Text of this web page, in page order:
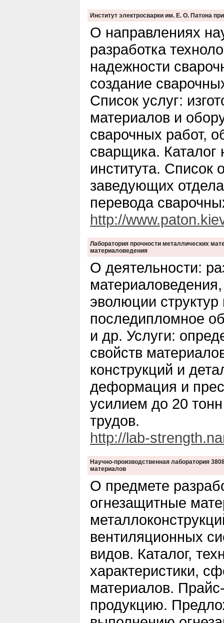
Институт электросварки им. Е. О. Патона
О направлениях
разработка
надежности
создание
Список услуг:
материалов и
сварочных работ,
сварщика. Каталог
института. Список
заведующих
перевода
http://
Лаборатория прочности металлических
материаловедения
О деятельности:
эволюции
последипломное
и др. Услуги:
свойств
конструкций и
деформация и
усилием до 20
трудов.
http://lab-
Научно-производственная лаборатория
материалов
О предмете
огнезащитные
вентиляционных
видов. Каталог,
характеристики,
материалов.
продукцию.